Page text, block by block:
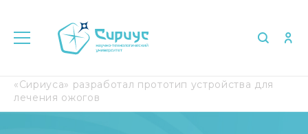
«Сириуса» разработал прототип устройства для
лечения ожогов